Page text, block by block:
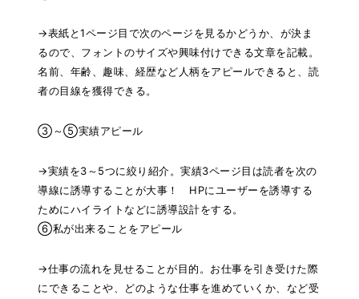
→表紙と1ページ目で次のページを見るかどうか、が決ま
るので、フォントのサイズや興味付けできる文章を記載。
名前、年齢、趣味、経歴など人柄をアピールできると、読
者の目線を獲得できる。
③～⑤実績アピール
→実績を3～5つに絞り紹介。実績3ページ目は読者を次の
導線に誘導することが大事！ HPにユーザーを誘導する
ためにハイライトなどに誘導設計をする。
⑥私が出来ることをアピール
→仕事の流れを見せることが目的。お仕事を引き受けた際
にできることや、どのような仕事を進めていくか、など受